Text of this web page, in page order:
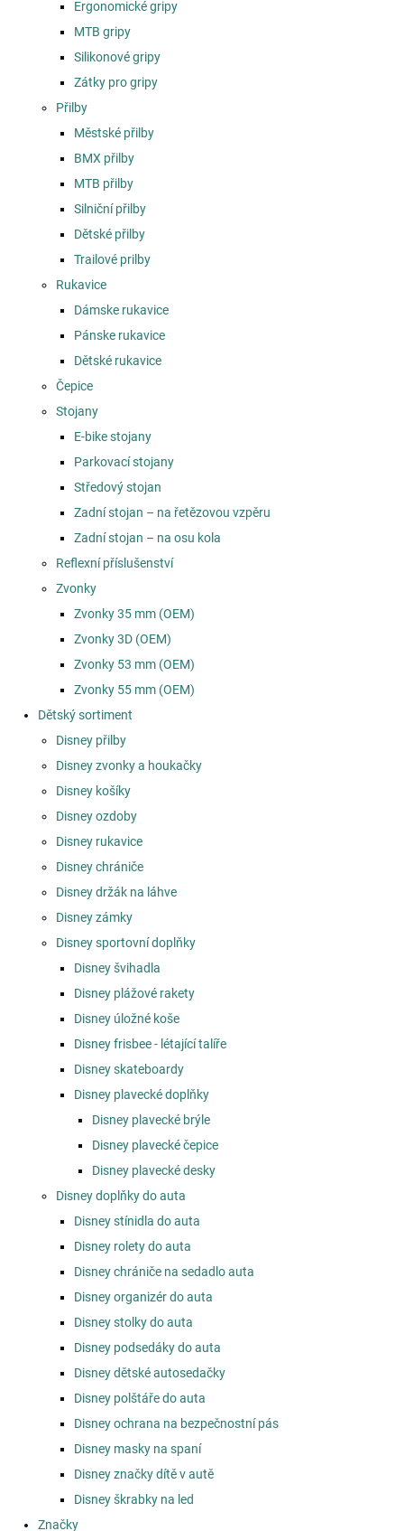
Ergonomické gripy
MTB gripy
Silikonové gripy
Zátky pro gripy
Přilby
Městské přilby
BMX přilby
MTB přilby
Silniční přilby
Dětské přilby
Trailové prilby
Rukavice
Dámske rukavice
Pánske rukavice
Dětské rukavice
Čepice
Stojany
E-bike stojany
Parkovací stojany
Středový stojan
Zadní stojan – na řetězovou vzpěru
Zadní stojan – na osu kola
Reflexní příslušenství
Zvonky
Zvonky 35 mm (OEM)
Zvonky 3D (OEM)
Zvonky 53 mm (OEM)
Zvonky 55 mm (OEM)
Dětský sortiment
Disney přilby
Disney zvonky a houkačky
Disney košíky
Disney ozdoby
Disney rukavice
Disney chrániče
Disney držák na láhve
Disney zámky
Disney sportovní doplňky
Disney švihadla
Disney plážové rakety
Disney úložné koše
Disney frisbee - létající talíře
Disney skateboardy
Disney plavecké doplňky
Disney plavecké brýle
Disney plavecké čepice
Disney plavecké desky
Disney doplňky do auta
Disney stínidla do auta
Disney rolety do auta
Disney chrániče na sedadlo auta
Disney organizér do auta
Disney stolky do auta
Disney podsedáky do auta
Disney dětské autosedačky
Disney polštáře do auta
Disney ochrana na bezpečnostní pás
Disney masky na spaní
Disney značky dítě v autě
Disney škrabky na led
Značky